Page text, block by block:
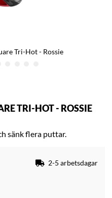
Tri-Hot - Rossie
TRI-HOT - ROSSIE
sänk flera puttar.
2-5 arbetsdagar